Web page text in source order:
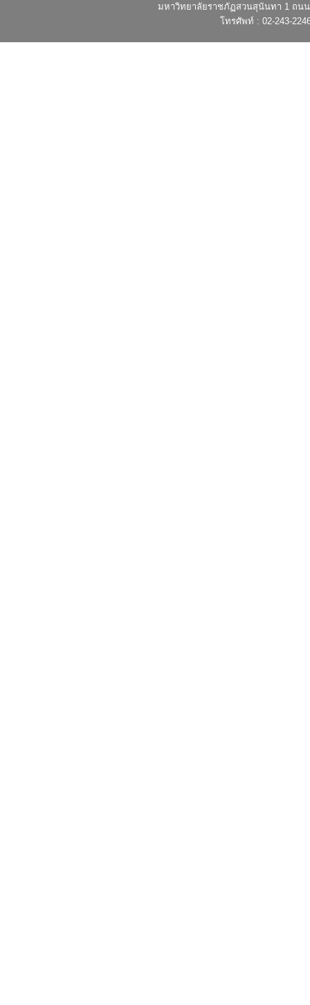
มหาวิทยาลัยราชภัฏสวนสุนันทา 1 ถนน
โทรศัพท์ : 02-243-